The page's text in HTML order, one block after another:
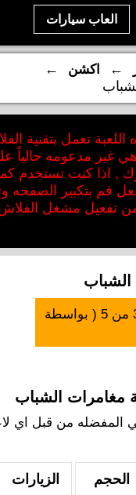
العاب سيارات
← اكشن
←
اللعبة تعمل بتقنية
غير مدعومه حالياً
, اذا كنت تستخدم
قم بتكبير الصفحه
تفعيل مشغل
الشباب
من5 ( بواسطة
مغامرات الشباب
المفضله من قبل اي
الحجم
الزيارات